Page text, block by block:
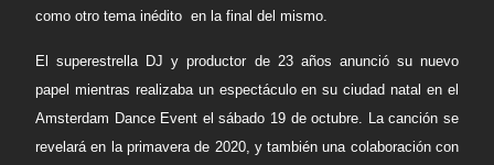
como otro tema inédito en la final del mismo.
El superestrella DJ y productor de 23 años anunció su nuevo
papel mientras realizaba un espectáculo en su ciudad natal en el
Amsterdam Dance Event el sábado 19 de octubre. La canción se
revelará en la primavera de 2020, y también una colaboración con